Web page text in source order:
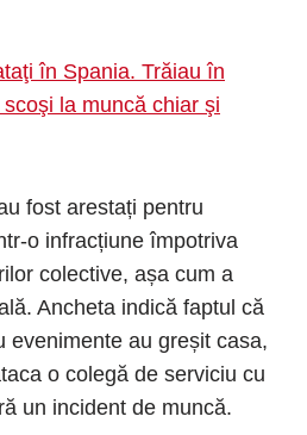
în Spania. Trăiau în
la muncă chiar şi
fost arestați pentru
o infracțiune împotriva
colective, așa cum a
Ancheta indică faptul că
evenimente au greșit casa,
o colegă de serviciu cu
un incident de muncă.